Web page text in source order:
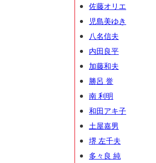
佐藤オリエ
児島美ゆき
八名信夫
内田良平
加藤和夫
勝呂 誉
南 利明
和田アキ子
土屋嘉男
堺 左千夫
多々良 純